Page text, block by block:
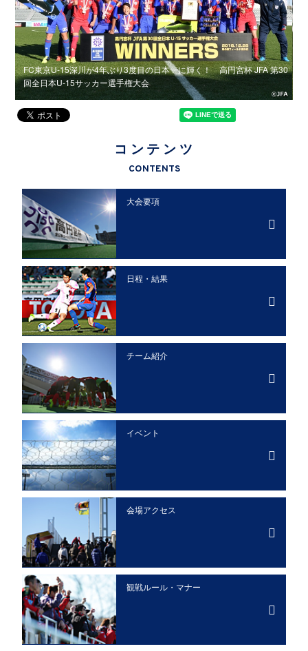
15
FC東京U-15深川が4年ぶり3度目の日本一に輝く！ 高円宮杯 JFA 第30
回全日本U-15サッカー選手権大会
コンテンツ
CONTENTS
大会要項
日程・結果
チーム紹介
イベント
会場アクセス
観戦ルール・マナー